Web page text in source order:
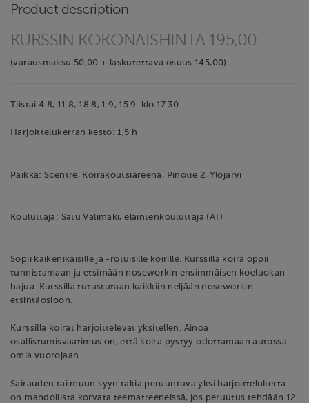
Product description
KURSSIN KOKONAISHINTA 195,00
(varausmaksu 50,00 + laskutettava osuus 145,00)
Tiistai 4.8, 11.8, 18.8, 1.9, 15.9. klo 17.30
Harjoittelukerran kesto: 1,5 h
Paikka: Scentre, Koirakoutsiareena, Pinotie 2, Ylöjärvi
Kouluttaja: Satu Välimäki, eläintenkouluttaja (AT)
Sopii kaikenikäisille ja -rotuisille koirille. Kurssilla koira oppii
tunnistamaan ja etsimään noseworkin ensimmäisen koeluokan
hajua. Kurssilla tutustutaan kaikkiin neljään noseworkin
etsintäosioon.
Kurssilla koirat harjoittelevat yksitellen. Ainoa
osallistumisvaatimus on, että koira pystyy odottamaan autossa
omia vuorojaan.
Sairauden tai muun syyn takia peruuntuva yksi harjoittelukerta
on mahdollista korvata teematreeneissä, jos peruutus tehdään 12